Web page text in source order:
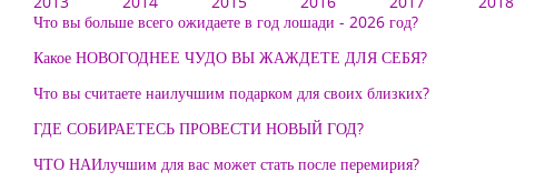
Что вы больше всего ожидаете в год лошади - 2026 год?
Какое НОВОГОДНЕЕ ЧУДО ВЫ ЖАЖДЕТЕ ДЛЯ СЕБЯ?
Что вы считаете наилучшим подарком для своих близких?
ГДЕ СОБИРАЕТЕСЬ ПРОВЕСТИ НОВЫЙ ГОД?
ЧТО НАИлучшим для вас может стать после перемирия?